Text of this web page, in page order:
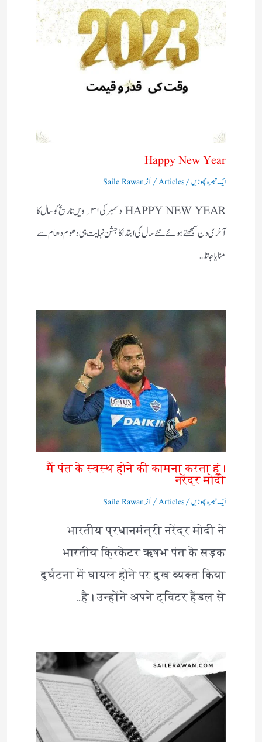
Happy New Year
ایک تبصرہ چھوڑیں/
Articles/ ازSaile Rawan
HAPPY NEW YEAR دسمبر کی۱ ۳؍ویں تاریخ کو سال کا
آخری دن سمجھتے ہوئے نئے سال کی ابتداکا جشن نہایت ہی دھوم دھام سے
منایاجاتا…
मैं पंत के स्वस्थ होने की कामना करता हूं।
नरेंद्र मोदी
ایک تبصرہ چھوڑیں/
Articles/ ازSaile Rawan
भारतीय प्रधानमंत्री नरेंद्र मोदी ने
भारतीय क्रिकेटर ऋषभ पंत के सड़क
दुर्घटना में घायल होने पर दुख व्यक्त किया
है। उन्होंने अपने ट्विटर हैंडल से…